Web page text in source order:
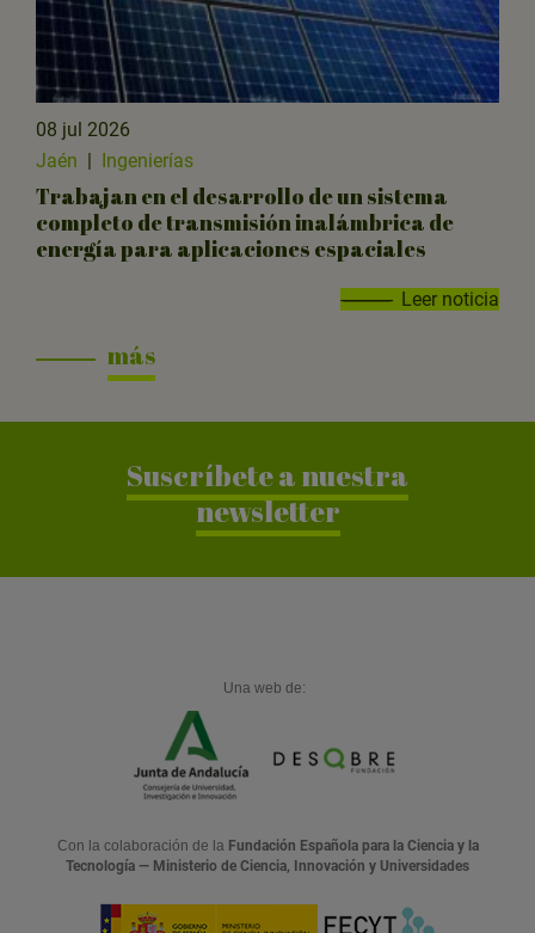
08 jul 2026
Jaén
Ingenierías
Trabajan en el desarrollo de un sistema
completo de transmisión inalámbrica de
energía para aplicaciones espaciales
Leer noticia
más
Suscríbete a nuestra
newsletter
Una web de:
Con la colaboración de la Fundación Española para la Ciencia y la
Tecnología — Ministerio de Ciencia, Innovación y Universidades